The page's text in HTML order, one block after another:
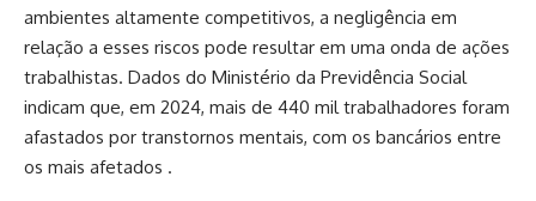
ambientes altamente competitivos, a negligência em
relação a esses riscos pode resultar em uma onda de ações
trabalhistas. Dados do Ministério da Previdência Social
indicam que, em 2024, mais de 440 mil trabalhadores foram
afastados por transtornos mentais, com os bancários entre
os mais afetados .